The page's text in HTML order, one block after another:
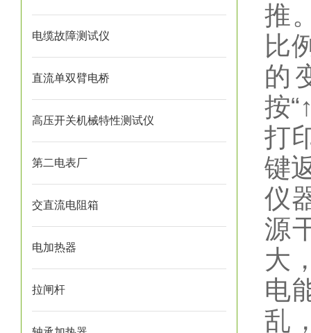
电缆故障测试仪
直流单双臂电桥
高压开关机械特性测试仪
第二电表厂
交直流电阻箱
电加热器
拉闸杆
推
比
的
按
打
键
仪
源
大
电
乱